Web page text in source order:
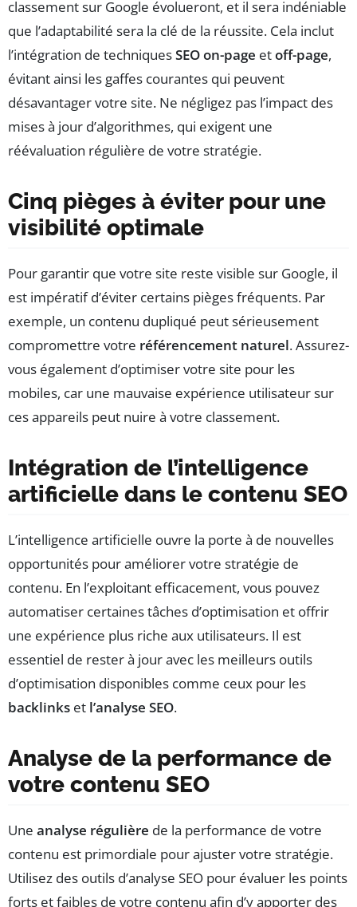
classement sur Google évolueront, et il sera indéniable
que l’adaptabilité sera la clé de la réussite. Cela inclut
l’intégration de techniquesSEO on-page etoff-page,
évitant ainsi les gaffes courantes qui peuvent
désavantager votre site. Ne négligez pas l’impact des
mises à jour d’algorithmes, qui exigent une
réévaluation régulière de votre stratégie.
Cinq pièges à éviter pour une
visibilité optimale
Pour garantir que votre site reste visible sur Google, il
est impératif d’éviter certains pièges fréquents. Par
exemple, un contenu dupliqué peut sérieusement
compromettre votre référencement naturel. Assurez-
vous également d’optimiser votre site pour les
mobiles, car une mauvaise expérience utilisateur sur
ces appareils peut nuire à votre classement.
Intégration de l’intelligence
artificielle dans le contenu SEO
L’intelligence artificielle ouvre la porte à de nouvelles
opportunités pour améliorer votre stratégie de
contenu. En l’exploitant efficacement, vous pouvez
automatiser certaines tâches d’optimisation et offrir
une expérience plus riche aux utilisateurs. Il est
essentiel de rester à jour avec les meilleurs outils
d’optimisation disponibles comme ceux pour les
backlinks et l’analyse SEO.
Analyse de la performance de
votre contenu SEO
Une analyse régulière de la performance de votre
contenu est primordiale pour ajuster votre stratégie.
Utilisez des outils d’analyse SEO pour évaluer les points
forts et faibles de votre contenu afin d’y apporter des